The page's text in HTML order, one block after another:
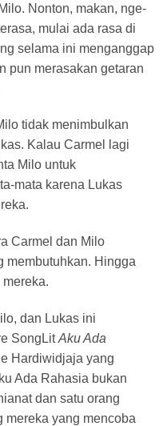
Nonton, makan, nge-
mulai ada rasa di
selama ini menganggap
pun merasakan getaran
tidak menimbulkan
Kalau Carmel lagi
Milo untuk
mata karena Lukas
Carmel dan Milo
membutuhkan. Hingga
dan Lukas ini
SongLitAku Ada
Hardiwidjaja yang
Ada Rahasia bukan
dan satu orang
mereka yang mencoba